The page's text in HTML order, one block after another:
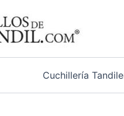
Cuchillería